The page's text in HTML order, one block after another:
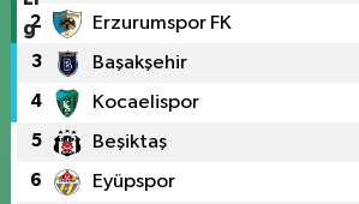
2 Erzurumspor FK
3 Başakşehir
4 Kocaelispor
5 Beşiktaş
6 Eyüpspor